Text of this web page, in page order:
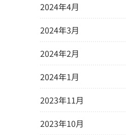
2024年4月
2024年3月
2024年2月
2024年1月
2023年11月
2023年10月